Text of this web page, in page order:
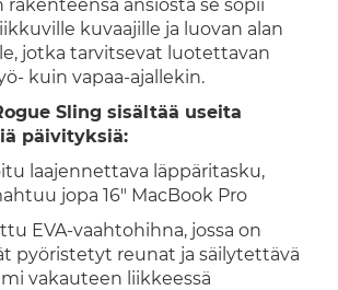
ansiosta se sopii
kuvaajille ja luovan alan
jotka tarvitsevat luotettavan
kuin vapaa-ajallekin.
Sling sisältää useita
päivityksiä:
laajennettava läppäritasku,
jopa 16" MacBook Pro
EVA-vaahtohihna, jossa on
pyöristetyt reunat ja säilytettävä
vakauteen liikkeessä